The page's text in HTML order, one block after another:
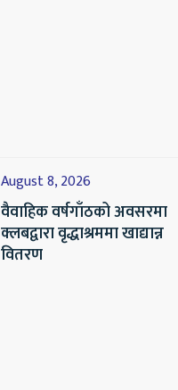
August 8, 2026
वैवाहिक वर्षगाँठको अवसरमा
क्लबद्वारा वृद्धाश्रममा खाद्यान्न
वितरण